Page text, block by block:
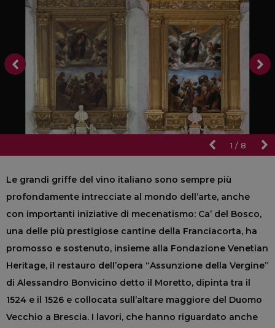
1 / 8
Le grandi griffe del vino italiano sono sempre più
profondamente intrecciate al mondo dell’arte, anche
con importanti iniziative di mecenatismo: Ca’ del Bosco,
una delle più prestigiose cantine della Franciacorta, ha
promosso e sostenuto, insieme alla Fondazione Venetian
Heritage, il restauro dell’opera “Assunzione della Vergine”
di Alessandro Bonvicino detto il Moretto, dipinta tra il
1524 e il 1526 e collocata sull’altare maggiore del Duomo
Vecchio a Brescia. I lavori, che hanno riguardato anche